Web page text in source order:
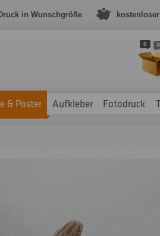
in Wunschgröße
0
& Poster Aufkleber Fotodruck